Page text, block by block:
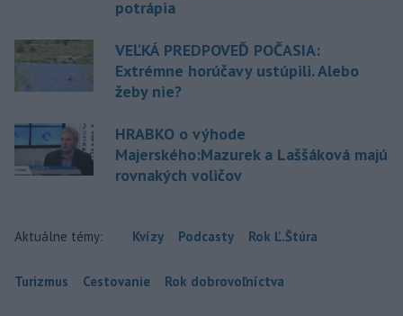
potrápia
VEĽKÁ PREDPOVEĎ POČASIA:
Extrémne horúčavy ustúpili. Alebo
žeby nie?
HRABKO o výhode
Majerského:Mazurek a Laššáková majú
rovnakých voličov
Aktuálne témy: Kvízy Podcasty Rok Ľ.Štúra
Turizmus Cestovanie Rok dobrovoľníctva